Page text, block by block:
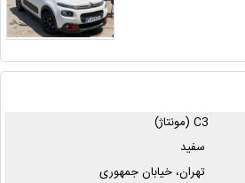
C3 (مونتاژ)
سفید
تهران، خیابان جمهوری